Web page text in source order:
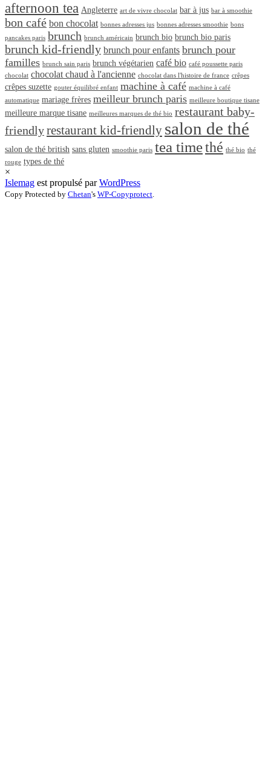
afternoon tea Angleterre art de vivre chocolat bar à jus bar à smoothie
bon café bon chocolat bonnes adresses jus bonnes adresses smoothie bons
pancakes paris brunch brunch américain brunch bio brunch bio paris
brunch kid-friendly brunch pour enfants brunch pour
familles brunch sain paris brunch végétarien café bio café poussette paris
chocolat chocolat chaud à l'ancienne chocolat dans l'histoire de france crêpes
crêpes suzette gouter équilibré enfant machine à café machine à café
automatique mariage frères meilleur brunch paris meilleure boutique tisane
meilleure marque tisane meilleures marques de thé bio restaurant baby-
friendlyrestaurant kid-friendly salon de thé
salon de thé british sans gluten smoothie paris tea timethé thé bio thé
rouge types de thé
×
Islemag est propulsé parWordPress
Copy Protected by Chetan's WP-Copyprotect.